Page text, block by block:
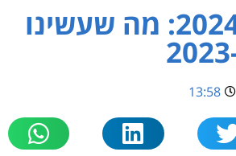
רגע לפני 2024: מה שעשינו
13:58